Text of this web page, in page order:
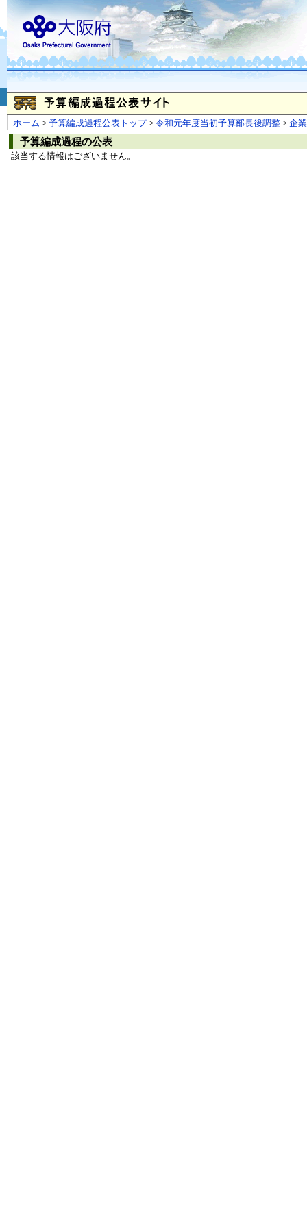
ホーム > 予算編成過程公表トップ> 令和元年度当初予算部長後調整> 企
予算編成過程の公表
該当する情報はございません。
お問合せ
大阪府
（法人番号 4000020270008）
本庁 〒540-8570
大阪市
〒559-8555